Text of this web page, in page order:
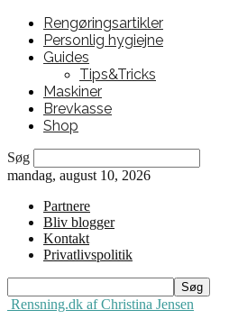
Rengøringsartikler
Personlig hygiejne
Guides
Tips&Tricks
Maskiner
Brevkasse
Shop
Søg
mandag, august 10, 2026
Partnere
Bliv blogger
Kontakt
Privatlivspolitik
Rensning.dk af Christina Jensen